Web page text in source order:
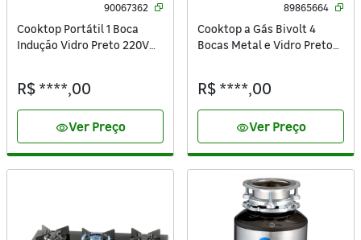
90067362
Cooktop Portátil 1 Boca
Indução Vidro Preto 220V
R$ ****,00
visibilityVer Preço
89865664
Cooktop a Gás Bivolt 4
Bocas Metal e Vidro Preto
R$ ****,00
visibilityVer Preço